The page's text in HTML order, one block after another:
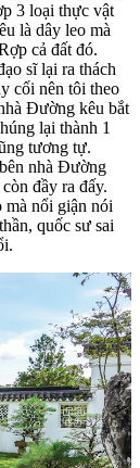
3 loại thực vật
là dây leo mà
cả đất đó.
sĩ lại ra thách
cối nên tôi theo
Đường kêu bắt
lại thành 1
tương tự.
nhà Đường
đầy ra đấy.
mà nổi giận nói
quốc sư sai